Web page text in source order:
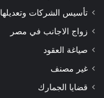
تأسيس الشركات وتعديلها
زواج الاجانب في مصر
صياغة العقود
غير مصنف
قضايا الجمارك